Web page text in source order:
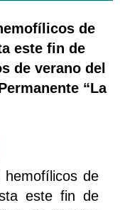
de
este fin de
de verano del
“La
de
este fin de